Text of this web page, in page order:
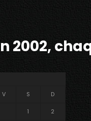
2002,
V S D
1 2